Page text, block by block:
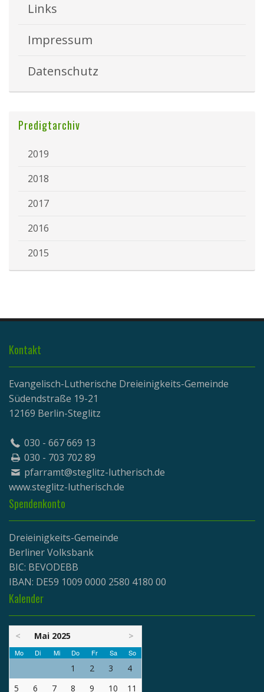
Links
Impressum
Datenschutz
Predigtarchiv
2019
2018
2017
2016
2015
Kontakt
Evangelisch-Lutherische Dreieinigkeits-Gemeinde
Südendstraße 19-21
12169 Berlin-Steglitz
030 - 667 669 13
030 - 703 702 89
pfarramt@steglitz-lutherisch.de
www.steglitz-lutherisch.de
Spendenkonto
Dreieinigkeits-Gemeinde
Berliner Volksbank
BIC: BEVODEBB
IBAN: DE59 1009 0000 2580 4180 00
Kalender
< Mai 2025 >
Mo Di Mi Do Fr Sa So
1 2 3
4
5
6 7 8 9 10 11